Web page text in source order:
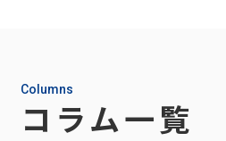
Columns
コラム一覧